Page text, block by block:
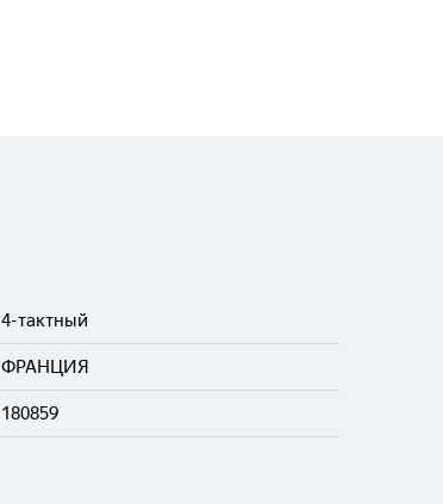
4-тактный
ФРАНЦИЯ
180859